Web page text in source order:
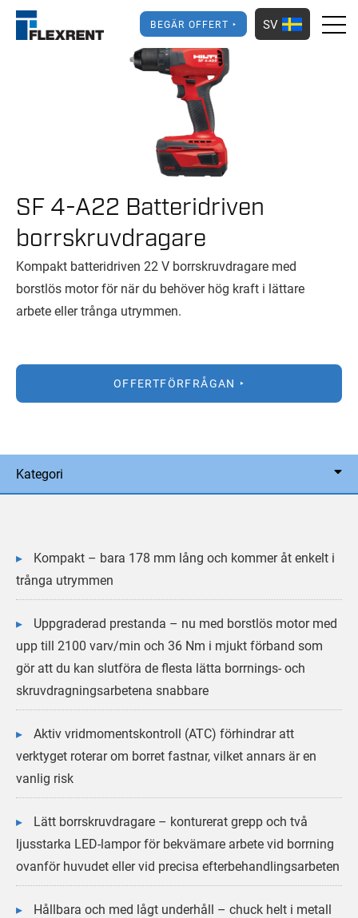
BEGÄR OFFERT SV
SF 4-A22 Batteridriven
borrskruvdragare
Kompakt batteridriven 22 V borrskruvdragare med
borstlös motor för när du behöver hög kraft i lättare
arbete eller trånga utrymmen.
OFFERTFÖRFRÅGAN
Kategori
Kompakt – bara 178 mm lång och kommer åt enkelt i
trånga utrymmen
Uppgraderad prestanda – nu med borstlös motor med
upp till 2100 varv/min och 36 Nm i mjukt förband som
gör att du kan slutföra de flesta lätta borrnings- och
skruvdragningsarbetena snabbare
Aktiv vridmomentskontroll (ATC) förhindrar att
verktyget roterar om borret fastnar, vilket annars är en
vanlig risk
Lätt borrskruvdragare – konturerat grepp och två
ljusstarka LED-lampor för bekvämare arbete vid borrning
ovanför huvudet eller vid precisa efterbehandlingsarbeten
Hållbara och med lågt underhåll – chuck helt i metall